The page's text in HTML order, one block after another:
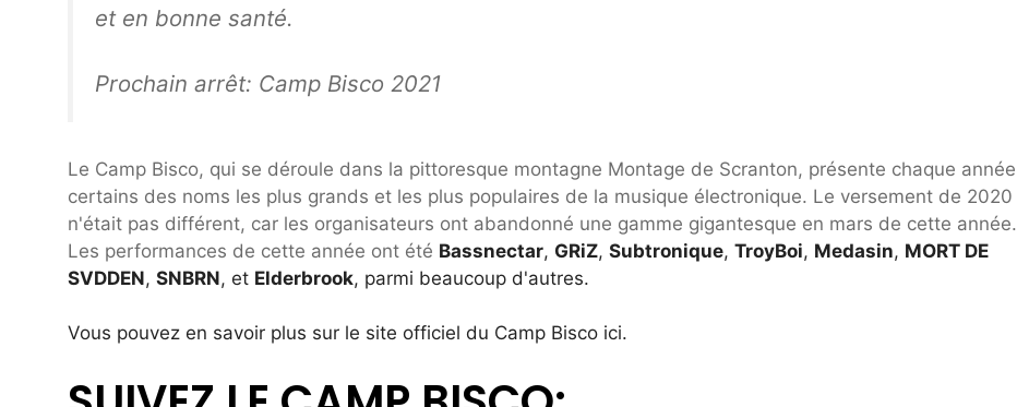
et en bonne santé.
Prochain arrêt: Camp Bisco 2021
Le Camp Bisco, qui se déroule dans la pittoresque montagne Montage de Scranton, présente chaque année
certains des noms les plus grands et les plus populaires de la musique électronique. Le versement de 2020
n'était pas différent, car les organisateurs ont abandonné une gamme gigantesque en mars de cette année.
Les performances de cette année ont été Bassnectar, GRiZ, Subtronique, TroyBoi, Medasin, MORT DE
SVDDEN, SNBRN, et Elderbrook, parmi beaucoup d'autres.
Vous pouvez en savoir plus sur le site officiel du Camp Bisco ici.